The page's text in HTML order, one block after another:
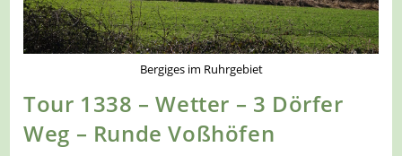
Bergiges im Ruhrgebiet
Tour 1338 – Wetter – 3 Dörfer
Weg – Runde Voßhöfen